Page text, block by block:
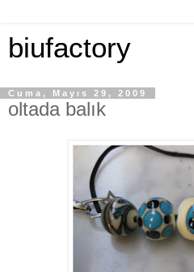
biufactory
Cuma, Mayıs 29, 2009
oltada balık